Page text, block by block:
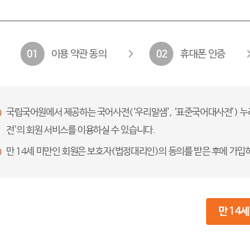
01 이용 약관 동의 02 휴대폰 인증
국립국어원에서 제공하는 국어사전(‘우리말샘’, ‘표준국어대사전’)
전’의 회원 서비스를 이용하실 수 있습니다.
만 14세 미만인 회원은 보호자(법정대리인)의 동의를 받은 후에 가입
만 14